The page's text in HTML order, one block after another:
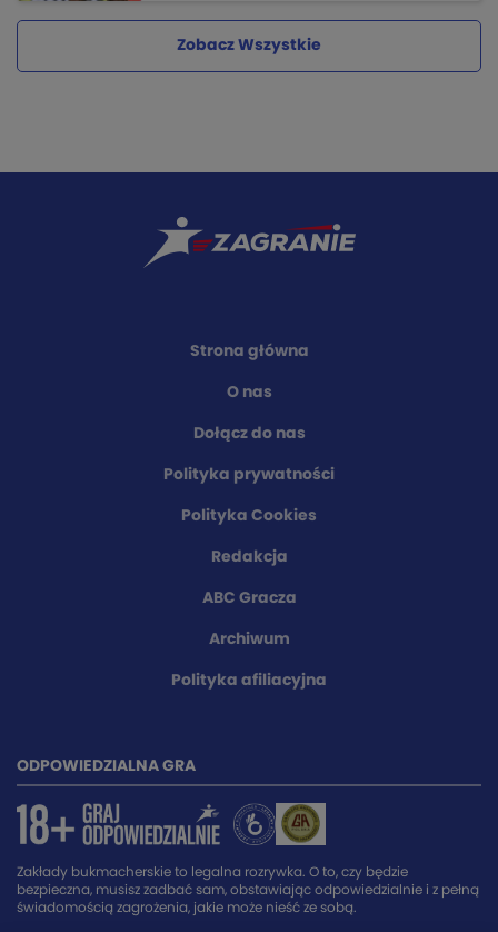
Zobacz Wszystkie
Strona główna
O nas
Dołącz do nas
Polityka prywatności
Polityka Cookies
Redakcja
ABC Gracza
Archiwum
Polityka afiliacyjna
ODPOWIEDZIALNA GRA
Zakłady bukmacherskie to legalna rozrywka. O to, czy będzie
bezpieczna, musisz zadbać sam, obstawiając odpowiedzialnie i z pełną
świadomością zagrożenia, jakie może nieść ze sobą.